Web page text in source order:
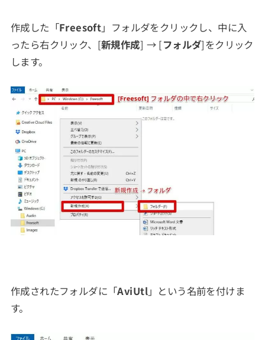
作成した「Freesoft」フォルダをクリックし、中に入
ったら右クリック、[新規作成] → [フォルダ]をクリック
します。
作成されたフォルダに「AviUtl」という名前を付けま
す。